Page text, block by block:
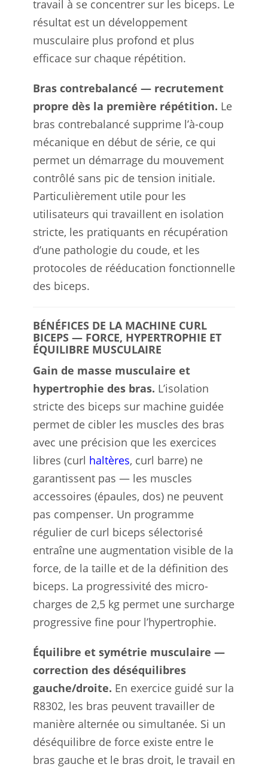
travail à se concentrer sur les biceps. Le
résultat est un développement
musculaire plus profond et plus
efficace sur chaque répétition.
Bras contrebalancé — recrutement
propre dès la première répétition. Le
bras contrebalancé supprime l’à-coup
mécanique en début de série, ce qui
permet un démarrage du mouvement
contrôlé sans pic de tension initiale.
Particulièrement utile pour les
utilisateurs qui travaillent en isolation
stricte, les pratiquants en récupération
d’une pathologie du coude, et les
protocoles de rééducation fonctionnelle
des biceps.
BÉNÉFICES DE LA MACHINE CURL
BICEPS — FORCE, HYPERTROPHIE ET
ÉQUILIBRE MUSCULAIRE
Gain de masse musculaire et
hypertrophie des bras. L’isolation
stricte des biceps sur machine guidée
permet de cibler les muscles des bras
avec une précision que les exercices
libres (curl haltères, curl barre) ne
garantissent pas — les muscles
accessoires (épaules, dos) ne peuvent
pas compenser. Un programme
régulier de curl biceps sélectorisé
entraîne une augmentation visible de la
force, de la taille et de la définition des
biceps. La progressivité des micro-
charges de 2,5 kg permet une surcharge
progressive fine pour l’hypertrophie.
Équilibre et symétrie musculaire —
correction des déséquilibres
gauche/droite. En exercice guidé sur la
R8302, les bras peuvent travailler de
manière alternée ou simultanée. Si un
déséquilibre de force existe entre le
bras gauche et le bras droit, le travail en